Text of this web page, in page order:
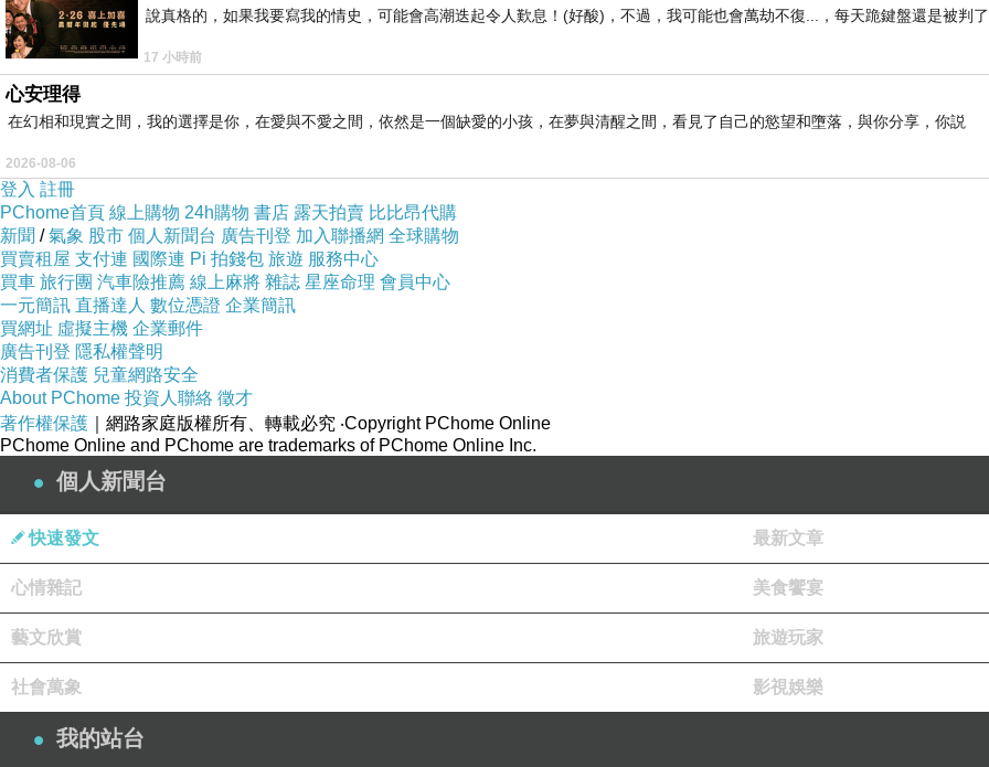
說真格的，如果我要寫我的情史，可能會高潮迭起令人歎息！(好酸)，不過，我可能也會萬劫不復...，每天跪鍵盤還是被判
17 小時前
心安理得
在幻相和現實之間，我的選擇是你，在愛與不愛之間，依然是一個缺愛的小孩，在夢與清醒之間，看見了自己的慾望和墮落，與你分享，你説
2026-08-06
登入 註冊
PChome首頁 線上購物 24h購物 書店 露天拍賣 比比昂代購
新聞 /氣象 股市 個人新聞台 廣告刊登 加入聯播網 全球購物
買賣租屋 支付連 國際連 Pi 拍錢包 旅遊 服務中心
買車 旅行團 汽車險推薦 線上麻將 雜誌 星座命理 會員中心
一元簡訊 直播達人 數位憑證 企業簡訊
買網址 虛擬主機 企業郵件
廣告刊登 隱私權聲明
消費者保護 兒童網路安全
About PChome 投資人聯絡 徵才
著作權保護 ｜網路家庭版權所有、轉載必究 ‧Copyright PChome Online
PChome Online and PChome are trademarks of PChome Online Inc.
個人新聞台
快速發文 最新文章
心情雜記 美食饗宴
藝文欣賞 旅遊玩家
社會萬象 影視娛樂
我的站台